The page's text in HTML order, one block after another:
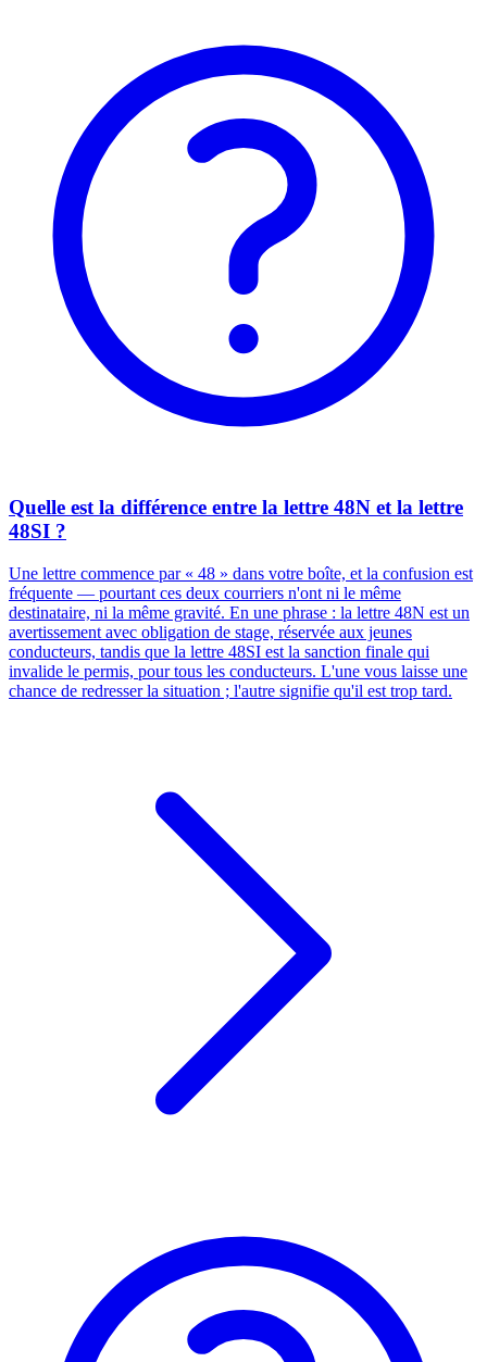
Quelle est la différence entre la lettre 48N et la lettre
48SI ?
Une lettre commence par « 48 » dans votre boîte, et la confusion est
fréquente — pourtant ces deux courriers n'ont ni le même
destinataire, ni la même gravité. En une phrase : la lettre 48N est un
avertissement avec obligation de stage, réservée aux jeunes
conducteurs, tandis que la lettre 48SI est la sanction finale qui
invalide le permis, pour tous les conducteurs. L'une vous laisse une
chance de redresser la situation ; l'autre signifie qu'il est trop tard.